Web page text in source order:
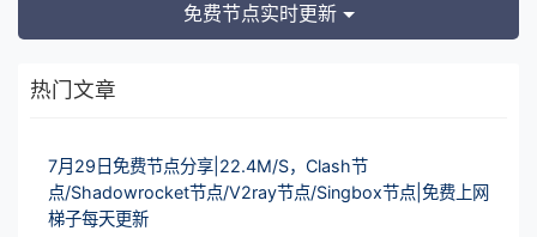
免费节点实时更新
热门文章
7月29日免费节点分享|22.4M/S，Clash节
点/Shadowrocket节点/V2ray节点/Singbox节点|免费上网
梯子每天更新